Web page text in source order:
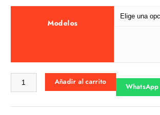
Modelos
Animal Print 004 cantidad
Añadir al carrito
WhatsApp